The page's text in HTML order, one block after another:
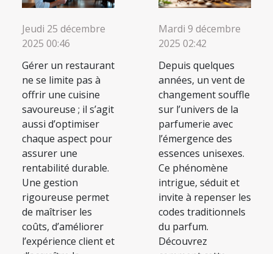
Jeudi 25 décembre
2025 00:46
Gérer un restaurant
ne se limite pas à
offrir une cuisine
savoureuse ; il s’agit
aussi d’optimiser
chaque aspect pour
assurer une
rentabilité durable.
Une gestion
rigoureuse permet
de maîtriser les
coûts, d’améliorer
l’expérience client et
Mardi 9 décembre
2025 02:42
Depuis quelques
années, un vent de
changement souffle
sur l’univers de la
parfumerie avec
l’émergence des
essences unisexes.
Ce phénomène
intrigue, séduit et
invite à repenser les
codes traditionnels
du parfum.
Découvrez